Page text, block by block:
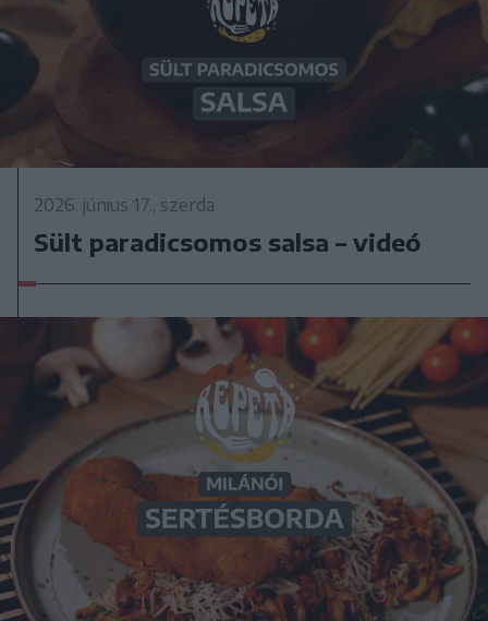
2026. június 17., szerda
Sült paradicsomos salsa – videó